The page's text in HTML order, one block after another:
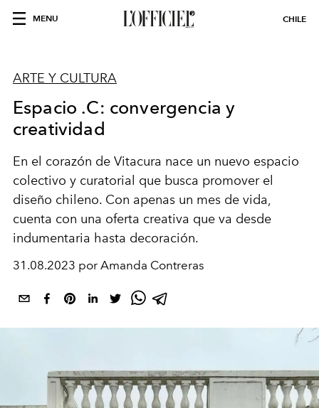
MENU CHILE
ARTE Y CULTURA
Espacio .C: convergencia y
creatividad
En el corazón de Vitacura nace un nuevo espacio
colectivo y curatorial que busca promover el
diseño chileno. Con apenas un mes de vida,
cuenta con una oferta creativa que va desde
indumentaria hasta decoración.
31.08.2023 por Amanda Contreras